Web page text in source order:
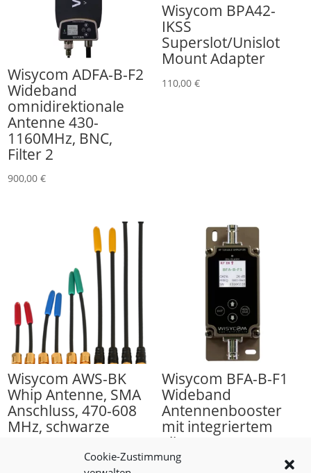
Cookie-Zustimmung
Wisycom ADFA-B-F2
Wideband
omnidirektionale
Antenne 430-
1160MHz, BNC,
Filter 2
900,00€
Wisycom BPA42-
IKSS
Superslot/Unislot
Mount Adapter
110,00 €
Wisycom AWS-BK
Whip Antenne, SMA
Anschluss, 470-608
MHz, schwarze
Wisycom BFA-B-F1
Wideband
Antennenbooster
mit integriertem
Filter, BNC
870,00